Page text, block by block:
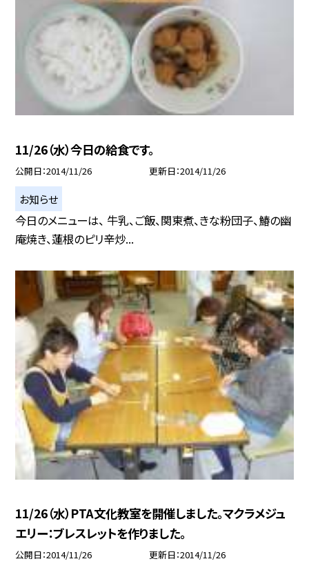
11/26（水）今日の給食です。
公開日 2014/11/26 更新日 2014/11/26
お知らせ
今日のメニューは、 牛乳、ご飯、関東煮、きな粉団子、鰆の幽
庵焼き、蓮根のピリ辛炒...
11/26（水）PTA文化教室を開催しました。マクラメジュ
エリー：ブレスレットを作りました。
公開日 2014/11/26 更新日 2014/11/26